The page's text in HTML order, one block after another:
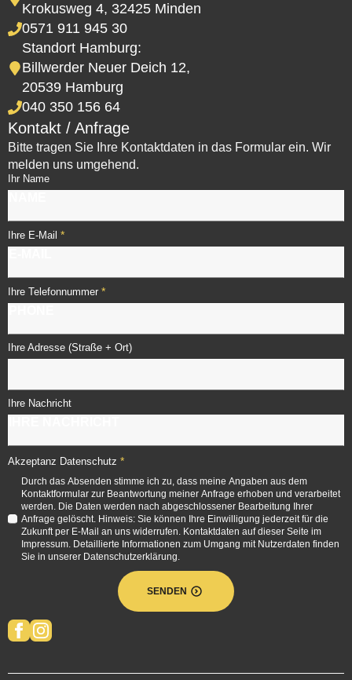
Krokusweg 4, 32425 Minden
0571 911 945 30
Standort Hamburg:
Billwerder Neuer Deich 12,
20539 Hamburg
040 350 156 64
Kontakt / Anfrage
Bitte tragen Sie Ihre Kontaktdaten in das Formular ein. Wir
melden uns umgehend.
Ihr Name
Ihre E-Mail *
Ihre Telefonnummer *
Ihre Adresse (Straße + Ort)
Ihre Nachricht
Akzeptanz Datenschutz *
Durch das Absenden stimme ich zu, dass meine Angaben aus dem
Kontaktformular zur Beantwortung meiner Anfrage erhoben und verarbeitet
werden. Die Daten werden nach abgeschlossener Bearbeitung Ihrer
Anfrage gelöscht. Hinweis: Sie können Ihre Einwilligung jederzeit für die
Zukunft per E-Mail an uns widerrufen. Kontaktdaten auf dieser Seite im
Impressum. Detaillierte Informationen zum Umgang mit Nutzerdaten finden
Sie in unserer Datenschutzerklärung.
SENDEN